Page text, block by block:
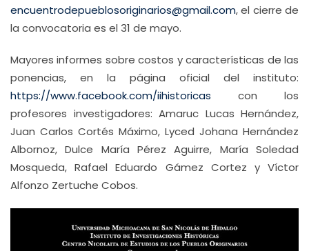
encuentrodepueblosoriginarios@gmail.com, el cierre de
la convocatoria es el 31 de mayo.
Mayores informes sobre costos y características de las
ponencias, en la página oficial del instituto:
https://www.facebook.com/iihistoricas con los
profesores investigadores: Amaruc Lucas Hernández,
Juan Carlos Cortés Máximo, Lyced Johana Hernández
Albornoz, Dulce María Pérez Aguirre, María Soledad
Mosqueda, Rafael Eduardo Gámez Cortez y Víctor
Alfonzo Zertuche Cobos.